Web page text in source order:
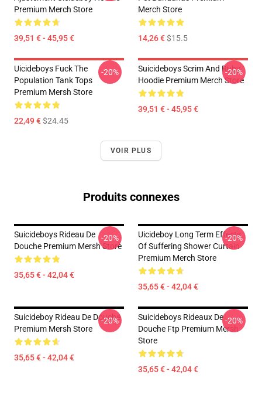
Premium Merch Store
39,51 € - 45,95 €
Merch Store
14,26 €$15.5
Uicideboys Fuck The
Population Tank Tops
Premium Mersh Store
22,49 €$24.45
-20%
Suicideboys Scrim And Ruby
Hoodie Premium Merch Store
39,51 € - 45,95 €
-20%
VOIR PLUS
Produits connexes
Suicideboys Rideau De
Douche Premium Mersh Store
35,65 € - 42,04 €
-20%
Uicideboy Long Term Effects
Of Suffering Shower Curtain
Premium Merch Store
35,65 € - 42,04 €
-20%
Suicideboy Rideau De Douche
Premium Mersh Store
35,65 € - 42,04 €
-20%
Suicideboys Rideaux De
Douche Ftp Premium Mersh
Store
35,65 € - 42,04 €
-20%